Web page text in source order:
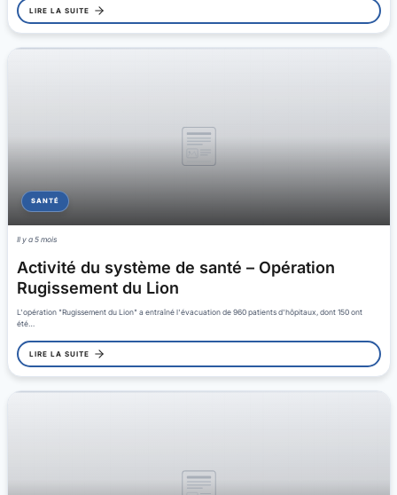
LIRE LA SUITE
SANTÉ
Il y a 5 mois
Activité du système de santé – Opération
Rugissement du Lion
L'opération "Rugissement du Lion" a entraîné l'évacuation de 960 patients d'hôpitaux, dont 150 ont
été…
LIRE LA SUITE